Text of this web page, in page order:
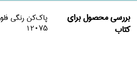
بررسی محصول برای
كتاب
12075